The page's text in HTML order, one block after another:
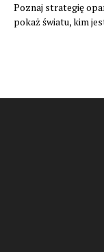
Poznaj strategię
pokaż światu, kim